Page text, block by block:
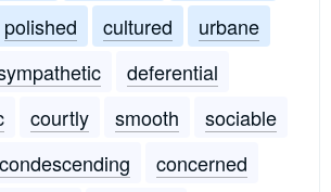
polished cultured
urbane
deferential
courtly smooth
sociable
condescending
concerned